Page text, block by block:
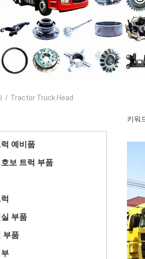
/ Tractor Truck Head
예비품
보 트럭 부품
부품
부품
키워